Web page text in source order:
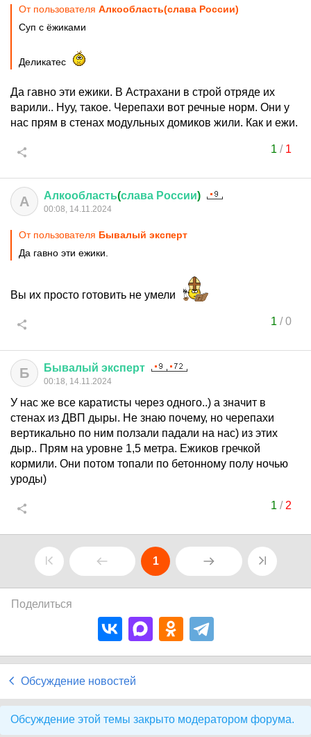
От пользователя Алкообласть(слава России)
Суп с ёжиками
Деликатес
Да гавно эти ежики. В Астрахани в строй отряде их
варили.. Нуу, такое. Черепахи вот речные норм. Они у
нас прям в стенах модульных домиков жили. Как и ежи.
1 / 1
А Алкообласть(слава России)
00:08, 14.11.2024
От пользователя Бывалый эксперт
Да гавно эти ежики.
Вы их просто готовить не умели
1 /0
Б Бывалый эксперт
00:18, 14.11.2024
У нас же все каратисты через одного..) а значит в
стенах из ДВП дыры. Не знаю почему, но черепахи
вертикально по ним ползали падали на нас) из этих
дыр.. Прям на уровне 1,5 метра. Ежиков гречкой
кормили. Они потом топали по бетонному полу ночью
уроды)
1 / 2
1
Поделиться
Обсуждение новостей
Обсуждение этой темы закрыто модератором форума.